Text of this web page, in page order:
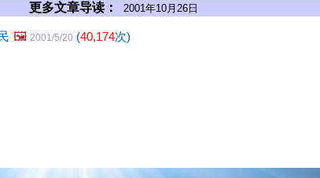
更多文章导读： 2001年10月26日
🖼️ 2001/5/20 (40,174次)